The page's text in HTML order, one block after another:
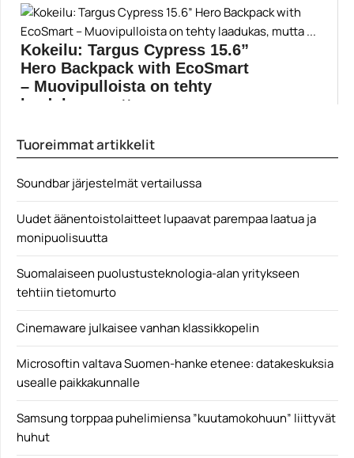
Asus on päätynyt käyttämään ROG G703- ja ROG...
Asus
Kokeilu: Targus Cypress 15.6”
Hero Backpack with EcoSmart
– Muovipulloista on tehty
laadukas, mutta ...
valinnassa ei välttämättä mieti...
Tuoreimmat artikkelit
Soundbar järjestelmät vertailussa
Uudet äänentoistolaitteet lupaavat parempaa laatua ja
monipuolisuutta
Suomalaiseen puolustusteknologia-alan yritykseen
tehtiin tietomurto
Cinemaware julkaisee vanhan klassikkopelin
Microsoftin valtava Suomen-hanke etenee: datakeskuksia
usealle paikkakunnalle
Samsung torppaa puhelimiensa ”kuutamokohuun” liittyvät
huhut